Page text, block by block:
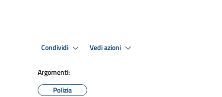
Condividi Vedi azioni
Argomenti:
Polizia